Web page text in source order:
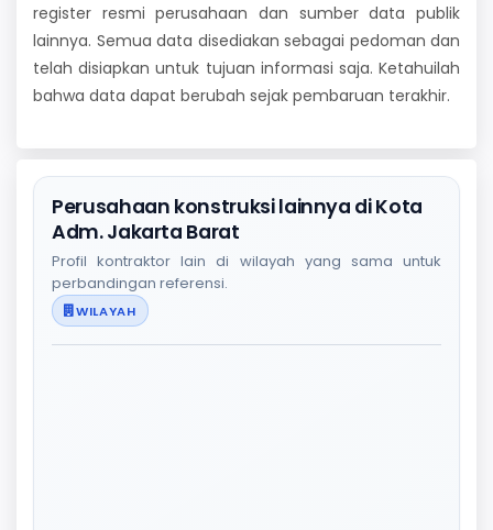
register resmi perusahaan dan sumber data publik
lainnya. Semua data disediakan sebagai pedoman dan
telah disiapkan untuk tujuan informasi saja. Ketahuilah
bahwa data dapat berubah sejak pembaruan terakhir.
Perusahaan konstruksi lainnya di Kota
Adm. Jakarta Barat
Profil kontraktor lain di wilayah yang sama untuk
perbandingan referensi.
WILAYAH